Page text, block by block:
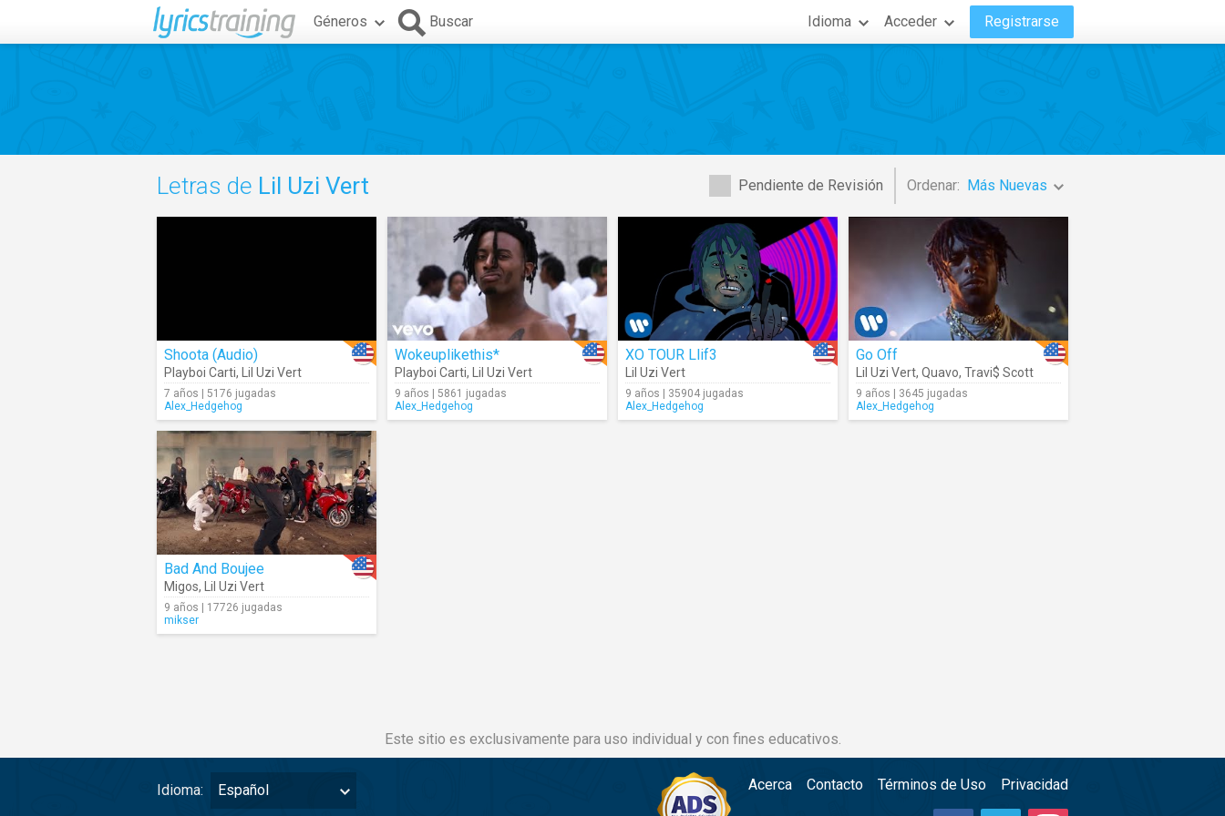
Géneros Buscar Idioma Acceder Registrarse
Pendiente de Revisión Ordenar: Más Nuevas
Letras de Lil Uzi Vert
Shoota (Audio)
Playboi Carti, Lil Uzi Vert
7 años | 5176 jugadas
Alex_Hedgehog
Wokeuplikethis*
Playboi Carti, Lil Uzi Vert
9 años | 5861 jugadas
Alex_Hedgehog
XO TOUR Llif3
Lil Uzi Vert
9 años | 35904 jugadas
Alex_Hedgehog
Go Off
Lil Uzi Vert, Quavo, Travi$ Scott
9 años | 3645 jugadas
Alex_Hedgehog
Bad And Boujee
Migos, Lil Uzi Vert
9 años | 17726 jugadas
mikser
Este sitio es exclusivamente para uso individual y con fines educativos.
Idioma: Español Acerca Contacto Términos de Uso Privacidad